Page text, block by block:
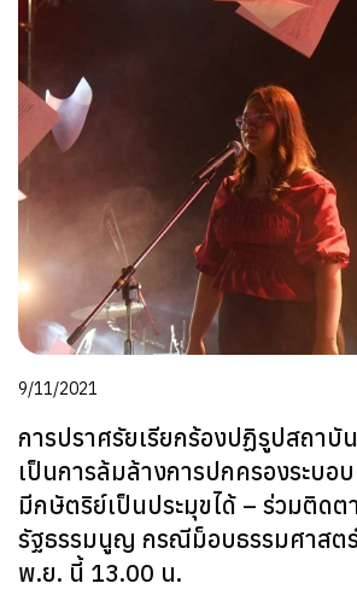
9/11/2021
การปราศรัยเรียกร้องปฏิรูปสถาบั
เป็นการล้มล้างการปกครองระบอ
มีกษัตริย์เป็นประมุขได้ – ร่วมติด
รัฐธรรมนูญ กรณีม็อบธรรมศาสต
พ.ย. นี้ 13.00 น.